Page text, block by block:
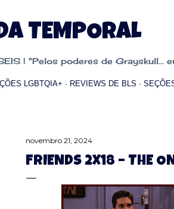
TEMPORAL
| "Pelos poderes de Grayskull...
LGBTQIA+ REVIEWS DE BLS
novembro 21, 2024
FRIENDS 2X18 – THE